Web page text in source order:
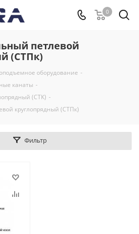
0
петлевой
(СТПк)
оборудование -
канаты -
(СТК) -
круглопрядный (СТПк)
Фильтр